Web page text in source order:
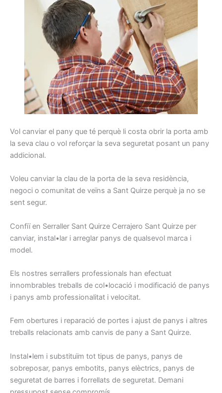
Vol canviar el pany que té perquè li costa obrir la porta amb
la seva clau o vol reforçar la seva seguretat posant un pany
addicional.
Voleu canviar la clau de la porta de la seva residència,
negoci o comunitat de veïns a Sant Quirze perquè ja no se
sent segur.
Confiï en Serraller Sant Quirze Cerrajero Sant Quirze per
canviar, instal•lar i arreglar panys de qualsevol marca i
model.
Els nostres serrallers professionals han efectuat
innombrables treballs de col•locació i modificació de panys
i panys amb professionalitat i velocitat.
Fem obertures i reparació de portes i ajust de panys i altres
treballs relacionats amb canvis de pany a Sant Quirze.
Instal•lem i substituïm tot tipus de panys, panys de
sobreposar, panys embotits, panys elèctrics, panys de
seguretat de barres i forrellats de seguretat. Demani